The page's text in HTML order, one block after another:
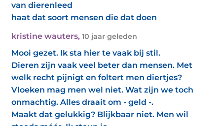
van dierenleed
haat dat soort mensen die dat doen
kristine wauters, 10 jaar geleden
Mooi gezet. Ik sta hier te vaak bij stil.
Dieren zijn vaak veel beter dan mensen. Met
welk recht pijnigt en foltert men diertjes?
Vloeken mag men wel niet. Wat zijn we toch
onmachtig. Alles draait om - geld -.
Maakt dat gelukkig? Blijkbaar niet. Men wil